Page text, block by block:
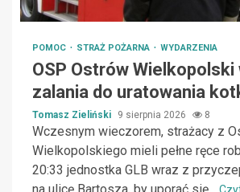
POMOC STRAŻ POŻARNA WYDARZENIA
OSP Ostrów Wielkopolski
zalania do uratowania
Tomasz Zieliński 9 sierpnia 2026 8
Wczesnym wieczorem, strażacy z
Wielkopolskiego mieli pełne ręce
20:33 jednostka GLB wraz z